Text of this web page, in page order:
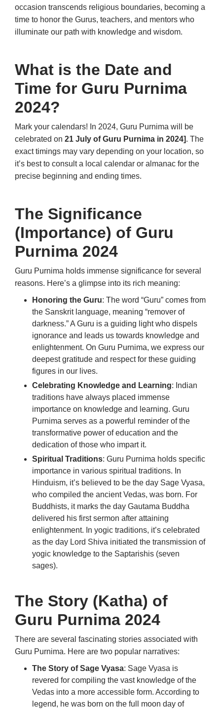
occasion transcends religious boundaries, becoming a
time to honor the Gurus, teachers, and mentors who
illuminate our path with knowledge and wisdom.
What is the Date and
Time for Guru Purnima
2024?
Mark your calendars! In 2024, Guru Purnima will be
celebrated on 21 July of Guru Purnima in 2024]. The
exact timings may vary depending on your location, so
it’s best to consult a local calendar or almanac for the
precise beginning and ending times.
The Significance
(Importance) of Guru
Purnima 2024
Guru Purnima holds immense significance for several
reasons. Here’s a glimpse into its rich meaning:
Honoring the Guru: The word “Guru” comes from
the Sanskrit language, meaning “remover of
darkness.”A Guru is a guiding light who dispels
ignorance and leads us towards knowledge and
enlightenment. On Guru Purnima, we express our
deepest gratitude and respect for these guiding
figures in our lives.
Celebrating Knowledge and Learning: Indian
traditions have always placed immense
importance on knowledge and learning. Guru
Purnima serves as a powerful reminder of the
transformative power of education and the
dedication of those who impart it.
Spiritual Traditions: Guru Purnima holds specific
importance in various spiritual traditions. In
Hinduism, it’s believed to be the day Sage Vyasa,
who compiled the ancient Vedas, was born. For
Buddhists, it marks the day Gautama Buddha
delivered his first sermon after attaining
enlightenment. In yogic traditions, it’s celebrated
as the day Lord Shiva initiated the transmission of
yogic knowledge to the Saptarishis (seven
sages).
The Story (Katha) of
Guru Purnima 2024
There are several fascinating stories associated with
Guru Purnima. Here are two popular narratives:
The Story of Sage Vyasa: Sage Vyasa is
revered for compiling the vast knowledge of the
Vedas into a more accessible form. According to
legend, he was born on the full moon day of